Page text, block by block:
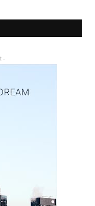
পৰ্যায়লৈ ময়...
-